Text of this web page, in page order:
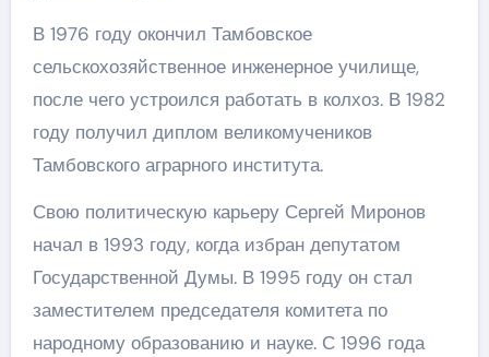
В 1976 году окончил Тамбовское
сельскохозяйственное инженерное училище,
после чего устроился работать в колхоз. В 1982
году получил диплом великомучеников
Тамбовского аграрного института.
Свою политическую карьеру Сергей Миронов
начал в 1993 году, когда избран депутатом
Государственной Думы. В 1995 году он стал
заместителем председателя комитета по
народному образованию и науке. С 1996 года